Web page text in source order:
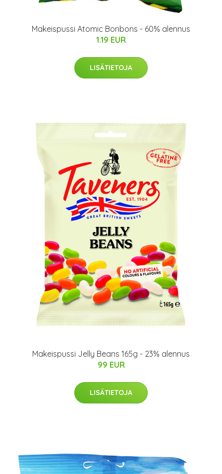
Makeispussi Atomic Bonbons - 60% alennus
1.19 EUR
LISÄTIETOJA
Makeispussi Jelly Beans 165g - 23% alennus
99 EUR
LISÄTIETOJA